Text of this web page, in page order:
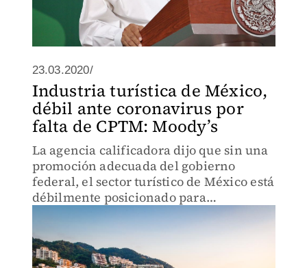
23.03.2020/
Industria turística de México,
débil ante coronavirus por
falta de CPTM: Moody’s
La agencia calificadora dijo que sin una
promoción adecuada del gobierno
federal, el sector turístico de México está
débilmente posicionado para
recuperarse rápidamente del brote de
coronavirus.